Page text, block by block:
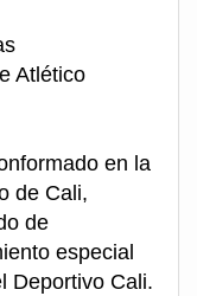
Atlético
en la
de Cali,
de
especial
Deportivo Cali.